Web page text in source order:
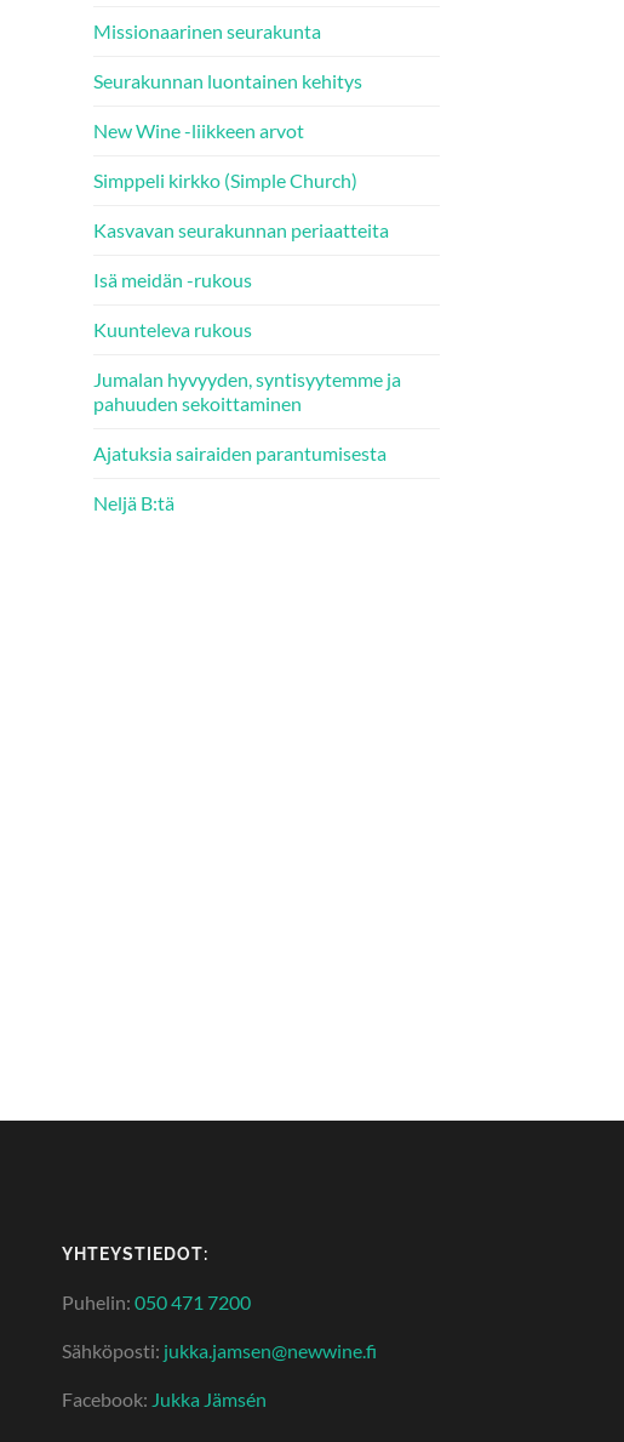
Missionaarinen seurakunta
Seurakunnan luontainen kehitys
New Wine -liikkeen arvot
Simppeli kirkko (Simple Church)
Kasvavan seurakunnan periaatteita
Isä meidän -rukous
Kuunteleva rukous
Jumalan hyvyyden, syntisyytemme ja
pahuuden sekoittaminen
Ajatuksia sairaiden parantumisesta
Neljä B:tä
YHTEYSTIEDOT:
Puhelin: 050 471 7200
Sähköposti: jukka.jamsen@newwine.fi
Facebook: Jukka Jämsén